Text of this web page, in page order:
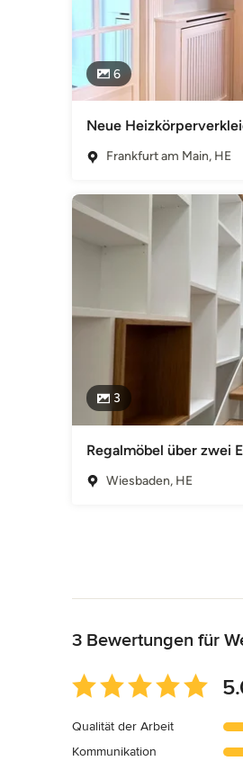
6
Frankfurt am Main, HE
3
Regalmöbel über zwei
Wiesbaden, HE
3 Bewertungen für
Durchschnittliche
Bewertung:
von
5
Qualität der Arbeit
Kommunikation